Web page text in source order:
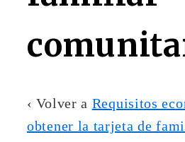
‹ Volver a Requisitos
obtener la tarjeta de